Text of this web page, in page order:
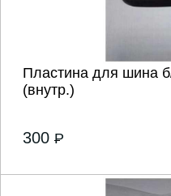
Пластина для шина
(внутр.)
300 P